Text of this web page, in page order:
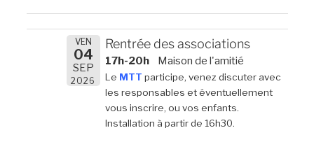
VEN
04
SEP
2026
Rentrée des associations
17h-20h Maison de l'amitié
Le MTT participe, venez discuter avec
les responsables et éventuellement
vous inscrire, ou vos enfants.
Installation à partir de 16h30.